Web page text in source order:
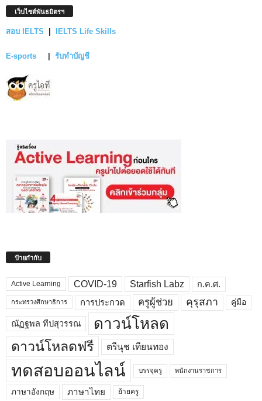
เว็บไซต์พันธมิตรฯ
สอบ IELTS IELTS Life Skills
E-sports รับทำบัญชี
ป้ายกำกับ
Active Learning COVID-19 Starfish Labz ก.ค.ศ.
กระทรวงศึกษาธิการ การประกวด ครูผู้ช่วย คุรุสภา คู่มือ
ณัฏฐพล ทีปสุวรรณ ดาวน์โหลด
ดาวน์โหลดฟรี ตรีนุช เทียนทอง
ทดสอบออนไลน์ บรรจุครู พนักงานราชการ
ภาษาอังกฤษ ภาษาไทย ย้ายครู